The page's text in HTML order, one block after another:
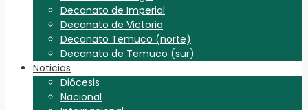
Decanato de Imperial
Decanato de Victoria
Decanato Temuco (norte)
Decanato de Temuco (sur)
Noticias
Diócesis
Nacional